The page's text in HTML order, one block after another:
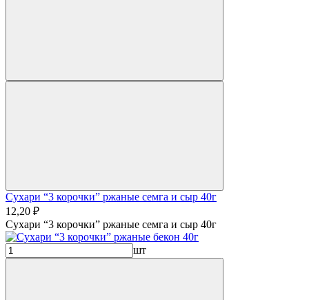
Сухари “3 корочки” ржаные семга и сыр 40г
12,20 ₽
Сухари “3 корочки” ржаные семга и сыр 40г
шт